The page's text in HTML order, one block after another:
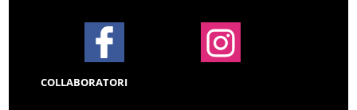
COLLABORATORI